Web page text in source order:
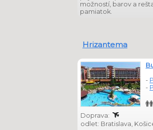
možností, barov a
pamiatok.
Hrizantema
-
-
Doprava:
odlet: Bratislava,